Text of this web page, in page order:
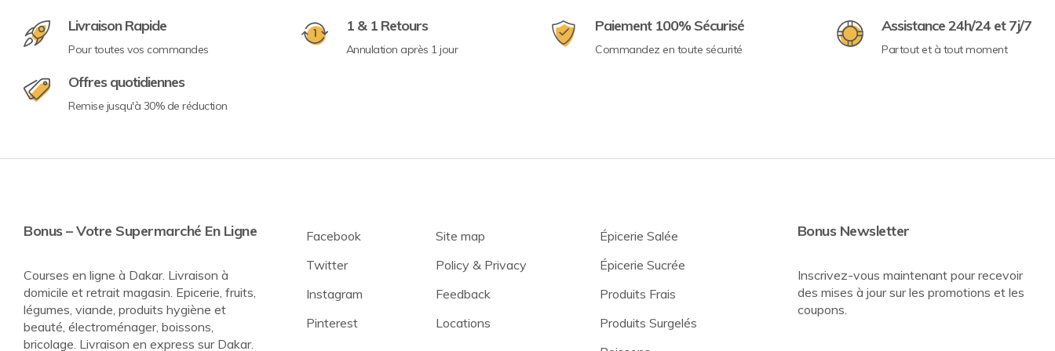
Livraison Rapide
Pour toutes vos commandes
1 & 1 Retours
Annulation après 1 jour
Paiement 100% Sécurisé
Commandez en toute sécurité
Assistance 24h/24 et 7j/7
Partout et à tout moment
Offres quotidiennes
Remise jusqu'à 30% de réduction
Bonus – Votre Supermarché En Ligne
Courses en ligne à Dakar. Livraison à
domicile et retrait magasin. Epicerie, fruits,
légumes, viande, produits hygiène et
beauté, électroménager, boissons,
bricolage. Livraison en express sur Dakar.
Facebook
Twitter
Instagram
Pinterest
Site map
Policy & Privacy
Feedback
Locations
Épicerie Salée
Épicerie Sucrée
Produits Frais
Produits Surgelés
Bonus Newsletter
Inscrivez-vous maintenant pour recevoir
des mises à jour sur les promotions et les
coupons.